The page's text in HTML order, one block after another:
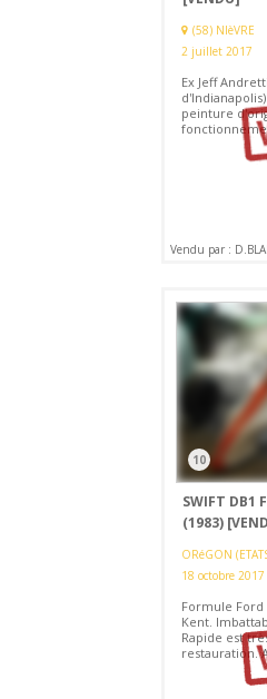
(58) NIèVRE
2 juillet 2017
Ex Jeff
peinture
Vendu par :
10
SWIFT DB1
(1983)
ORéGON
18 octobre 2017
Formule
Kent.
Rapide est
restauration.